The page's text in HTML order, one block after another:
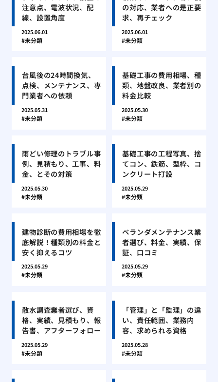
注意点、電波状況、配
線、設置角度
2025.06.01
未分類
の対応、業者への是正要
求、再チェック
2025.06.01
未分類
台風後の24時間換気、
点検、メンテナンス、専
門業者への依頼
2025.05.31
未分類
基礎工事の費用相場、種
類、地盤改良、業者別の
料金比較
2025.05.30
未分類
雨どい修理のトラブル事
例、見積もり、工事、料
金、とその対策
2025.05.30
未分類
基礎工事の工程写真、捨
てコン、鉄筋、型枠、コ
ンクリート打設
2025.05.29
未分類
建物診断の費用相場を徹
底解説！種類別の料金と
安く抑えるコツ
2025.05.29
未分類
ベランダメンテナンス業
者選び、料金、実績、保
証、口コミ
2025.05.29
未分類
散水調査業者選び、資
格、実績、見積もり、報
告書、アフターフォロー
2025.05.29
未分類
「管理」と「監理」の違
い、責任範囲、業務内
容、求められる資格
2025.05.28
未分類